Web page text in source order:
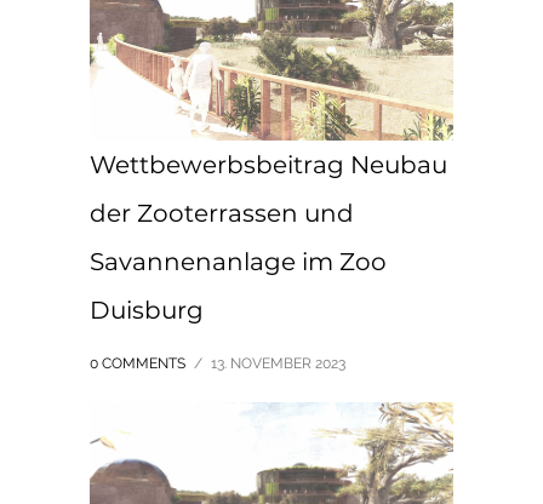
Wettbewerbsbeitrag Neubau
der Zooterrassen und
Savannenanlage im Zoo
Duisburg
0 COMMENTS / 13. NOVEMBER 2023